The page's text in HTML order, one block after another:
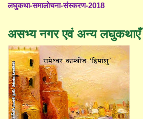
लघुकथा-समालोचना-संस्करण-2018
असभ्य नगर एवं अन्य लघुकथाएँ